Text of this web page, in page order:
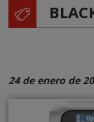
24 de enero de